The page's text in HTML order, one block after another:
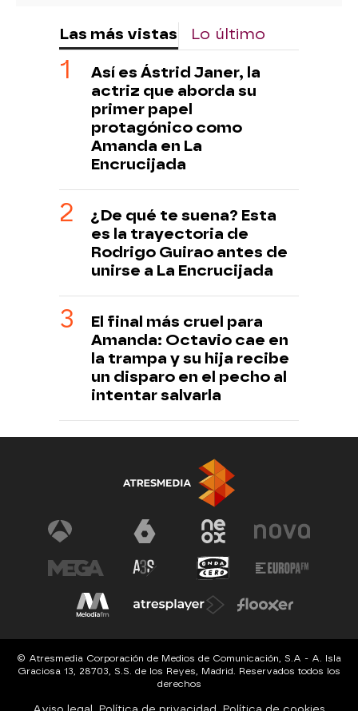
Las más vistas Lo último
Así es Ástrid Janer, la
actriz que aborda su
primer papel
protagónico como
Amanda en La
Encrucijada
¿De qué te suena? Esta
es la trayectoria de
Rodrigo Guirao antes de
unirse a La Encrucijada
El final más cruel para
Amanda: Octavio cae en
la trampa y su hija recibe
un disparo en el pecho al
intentar salvarla
© Atresmedia Corporación de Medios de Comunicación, S.A - A. Isla
Graciosa 13, 28703, S.S. de los Reyes, Madrid. Reservados todos los
derechos